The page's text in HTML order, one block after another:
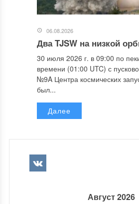
06.08.2026
Два TJSW на низкой
30 июля 2026 г. в 09:00 по
времени (01:00 UTC) с
№9A Центра космических
был...
Далее
Август 2026